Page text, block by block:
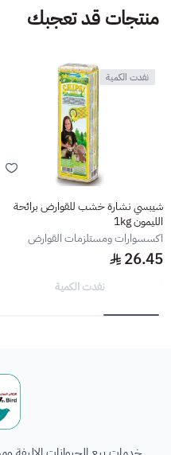
منتجات قد تعجبك
نفدت الكمية
شيبسي نشارة خشب للقوارض برائحة
الليمون 1kg
اكسسوارات ومستلزمات القوارض
26.45
نفدت الكمية